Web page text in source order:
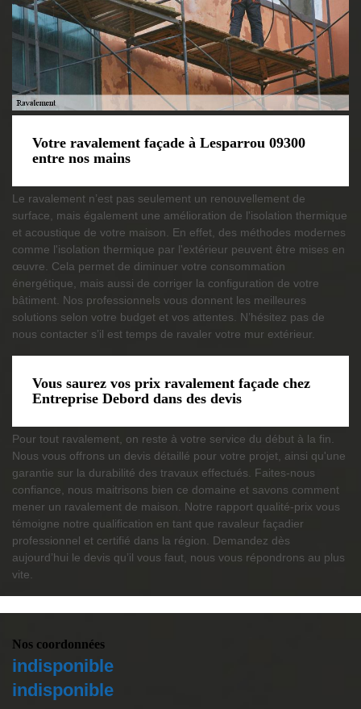
Votre ravalement façade à Lesparrou 09300
entre nos mains
Le ravalement n’est pas seulement un renouvellement de
surface, mais également une amélioration de l'isolation thermique
et acoustique de votre maison. En effet, des méthodes modernes
comme l'isolation thermique par l'extérieur peuvent être mises en
œuvre. Cela permet de diminuer votre consommation
énergétique, mais aussi de corriger la configuration de votre
bâtiment. Nos professionnels vous donnent les meilleures
solutions selon votre budget et vos attentes. N’hésitez pas de
nous contacter s’il est temps de ravaler votre mur extérieur.
Vous saurez vos prix ravalement façade chez
Entreprise Debord dans des devis
Pour tout ravalement, on reste à votre service du début à la fin.
Nous vous offrons un devis détaillé pour votre projet, ainsi qu'une
garantie sur la durabilité des travaux effectués. Faites-nous
confiance, nous maitrisons bien ce domaine et savons comment
mener un ravalement de maison. Notre rapport qualité-prix vous
témoigne notre qualification en tant que ravaleur façadier
professionnel et certifié dans la région. Demandez dès
aujourd’hui le devis qu’il vous faut, nous vous répondrons au plus
vite.
Nos coordonnées
indisponible
indisponible